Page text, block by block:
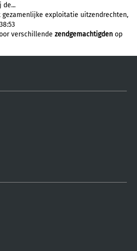
de...
gezamenlijke exploitatie uitzendrechten,
verschillende zendgemachtigden op